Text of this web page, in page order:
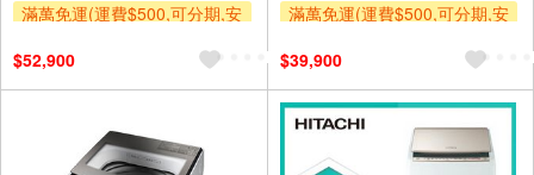
滿萬免運(運費$500,可分期,安
及使用6期以上分期0利率,需付
基本安裝運費)
$52,900
滿萬免運(運費$500,可分期,安
及使用6期以上分期0利率,需付
基本安裝運費)
滿額贈券
$39,900